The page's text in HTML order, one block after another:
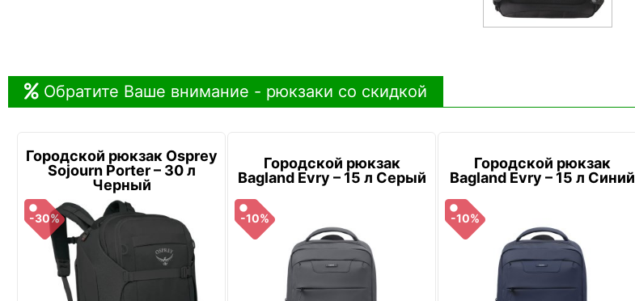
Обратите Ваше внимание - рюкзаки со скидкой
Городской рюкзак Osprey
Sojourn Porter – 30 л
Черный
-30%
Городской рюкзак
Bagland Evry – 15 л Серый
-10%
Городской рюкзак
Bagland Evry – 15 л Синий
-10%